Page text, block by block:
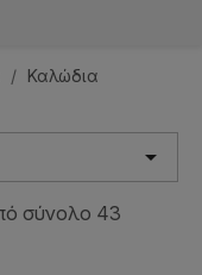
Καλώδια

σύνολο 43